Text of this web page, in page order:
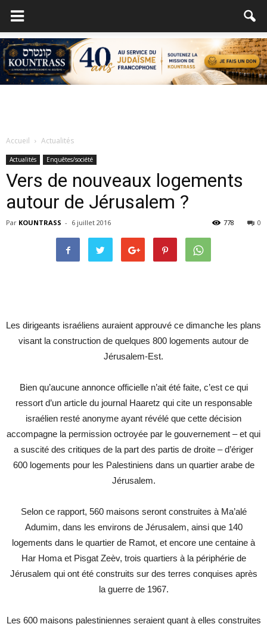
Accueil Actualités
Actualités Enquêtes/société
Vers de nouveaux logements
autour de Jérusalem ?
Par KOUNTRASS - 6 juillet 2016 0
778
Les dirigeants israéliens auraient approuvé ce dimanche les plans
visant la construction de quelques 800 logements autour de
Jérusalem-Est.
Bien qu’aucune annonce officielle n’ait été faite, c’est ce qui
ressort d’un article du journal Haaretz qui cite un responsable
israélien resté anonyme ayant révélé que cette décision
accompagne la permission octroyée par le gouvernement – et qui
a suscité des critiques de la part des partis de droite – d’ériger
600 logements pour les Palestiniens dans un quartier arabe de
Jérusalem.
Selon ce rapport, 560 maisons seront construites à Ma’alé
Adumim, dans les environs de Jérusalem, ainsi que 140
logements dans le quartier de Ramot, et encore une centaine à
Har Homa et Pisgat Zeèv, trois quartiers à la périphérie de
Jérusalem qui ont été construits sur des terres conquises après
la guerre de 1967.
Les 600 maisons palestiniennes seraient quant à elles construites